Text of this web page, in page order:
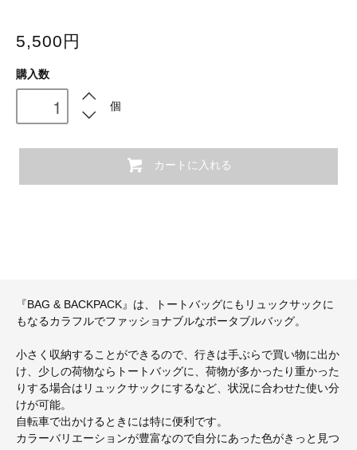
5,500円
購入数
個
カートに入れる
『BAG & BACKPACK』は、トートバッグにもリュックサックに
もなるカラフルでファッショナブルなポータブルバッグ。
小さく収納することができるので、行きは手ぶらで買い物に出か
け、少しの荷物ならトートバッグに、荷物が多かったり重かった
りする場合はリュックサックにするなど、状況に合わせた使い分
けが可能。
自転車で出かけるときには特に便利です。
カラーバリエーションが豊富なので自分にあった色がきっと見つ